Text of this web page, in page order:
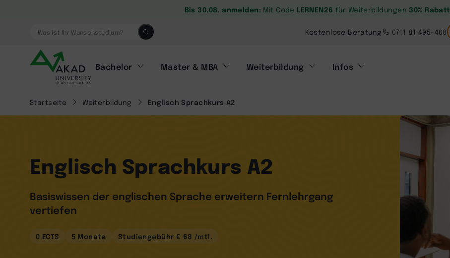
Bis 30.08. anmelden: Mit Code LERNEN26 für Weiterbildungen 30% Rabatt
Was ist Ihr Wunschstudium? Kostenlose Beratung 0711 81 495-400
Bachelor Master & MBA Weiterbildung Infos
Startseite Weiterbildung Englisch Sprachkurs A2
Englisch Sprachkurs A2
Basiswissen der englischen Sprache erweitern Fernlehrgang
vertiefen
0 ECTS 5 Monate Studiengebühr € 68 /mtl.